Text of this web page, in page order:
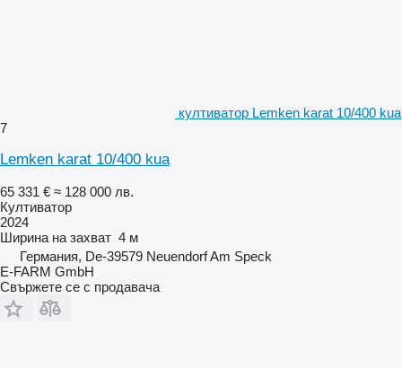
култиватор Lemken karat 10/400 kua
7
Lemken karat 10/400 kua
65 331 € ≈ 128 000 лв.
Култиватор
2024
Ширина на захват 4 м
Германия, De-39579 Neuendorf Am Speck
E-FARM GmbH
Свържете се с продавача